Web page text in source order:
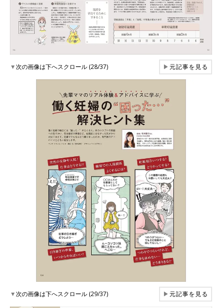
▼次の画像は下へスクロール (28/37) ▶元記事を見る
▼次の画像は下へスクロール (29/37) ▶元記事を見る